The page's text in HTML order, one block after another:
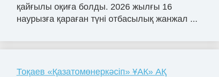
қайғылы оқиға болды. 2026 жылғы 16
наурызға қараған түні отбасылық жанжал ...
Тоқаев «Қазатомөнеркәсіп» ҰАК» АҚ